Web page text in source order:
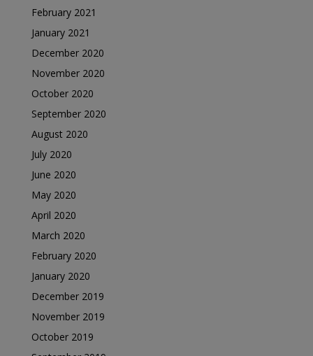
February 2021
January 2021
December 2020
November 2020
October 2020
September 2020
August 2020
July 2020
June 2020
May 2020
April 2020
March 2020
February 2020
January 2020
December 2019
November 2019
October 2019